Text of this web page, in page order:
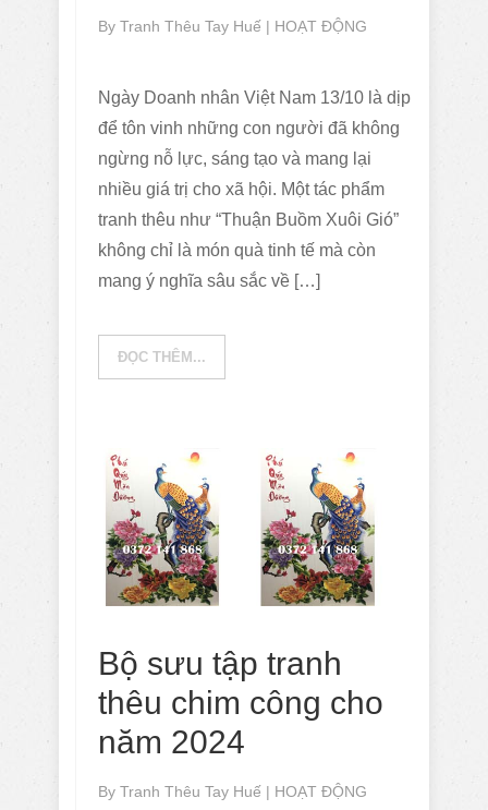
By Tranh Thêu Tay Huế | HOẠT ĐỘNG
Ngày Doanh nhân Việt Nam 13/10 là dịp
để tôn vinh những con người đã không
ngừng nỗ lực, sáng tạo và mang lại
nhiều giá trị cho xã hội. Một tác phẩm
tranh thêu như “Thuận Buồm Xuôi Gió”
không chỉ là món quà tinh tế mà còn
mang ý nghĩa sâu sắc về […]
ĐỌC THÊM...
Bộ sưu tập tranh
thêu chim công cho
năm 2024
By Tranh Thêu Tay Huế | HOẠT ĐỘNG